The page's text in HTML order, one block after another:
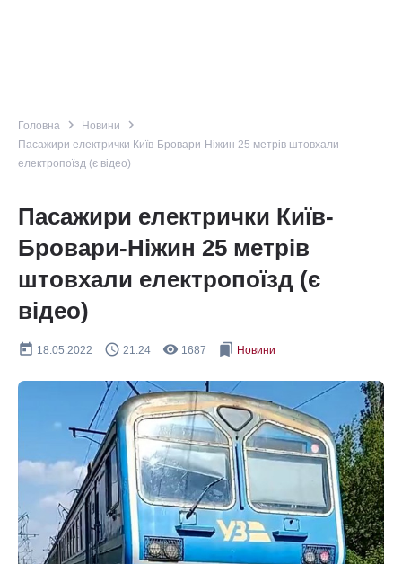
Головна navigate_next Новини navigate_next
Пасажири електрички Київ-Бровари-Ніжин 25 метрів штовхали
електропоїзд (є відео)
Пасажири електрички Київ-
Бровари-Ніжин 25 метрів
штовхали електропоїзд (є
відео)
today 18.05.2022 query_builder 21:24 remove_red_eye 1687 bookmarks Новини